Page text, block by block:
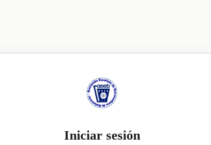
Iniciar sesión